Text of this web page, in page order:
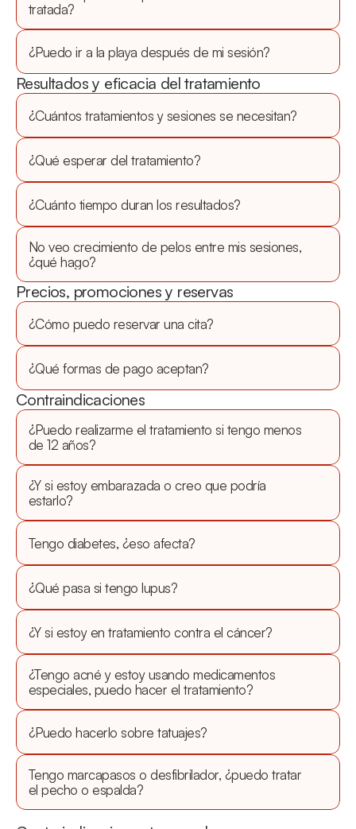
tratada?
¿Puedo ir a la playa después de mi sesión?
Resultados y eficacia del tratamiento
¿Cuántos tratamientos y sesiones se necesitan?
¿Qué esperar del tratamiento?
¿Cuánto tiempo duran los resultados?
No veo crecimiento de pelos entre mis sesiones,
¿qué hago?
Precios, promociones y reservas
¿Cómo puedo reservar una cita?
¿Qué formas de pago aceptan?
Contraindicaciones
¿Puedo realizarme el tratamiento si tengo menos
de 12 años?
¿Y si estoy embarazada o creo que podría
estarlo?
Tengo diabetes, ¿eso afecta?
¿Qué pasa si tengo lupus?
¿Y si estoy en tratamiento contra el cáncer?
¿Tengo acné y estoy usando medicamentos
especiales, puedo hacer el tratamiento?
¿Puedo hacerlo sobre tatuajes?
Tengo marcapasos o desfibrilador, ¿puedo tratar
el pecho o espalda?